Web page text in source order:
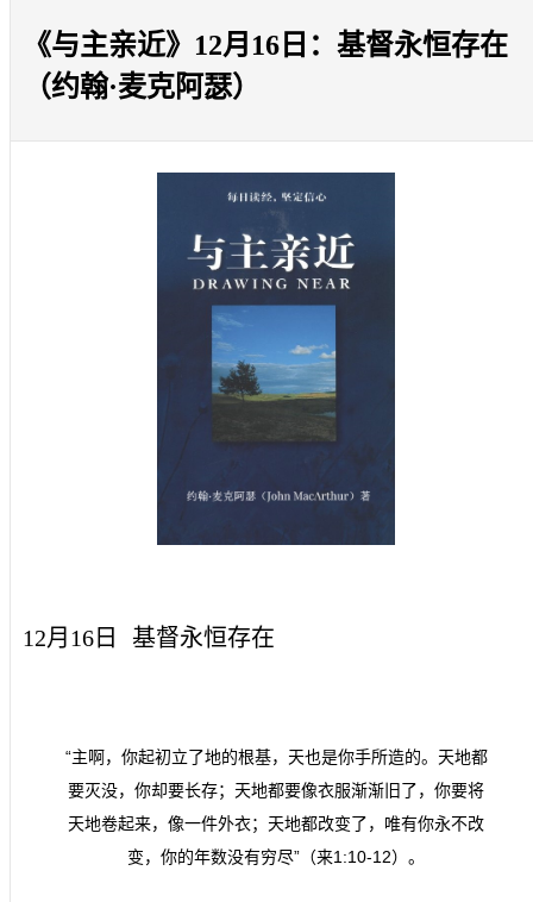
《与主亲近》12月16日：基督永恒存在
（约翰·麦克阿瑟）
12月16日 基督永恒存在
“主啊，你起初立了地的根基，天也是你手所造的。天地都
要灭没，你却要长存；天地都要像衣服渐渐旧了，你要将
天地卷起来，像一件外衣；天地都改变了，唯有你永不改
变，你的年数没有穷尽”（来1:10-12）。